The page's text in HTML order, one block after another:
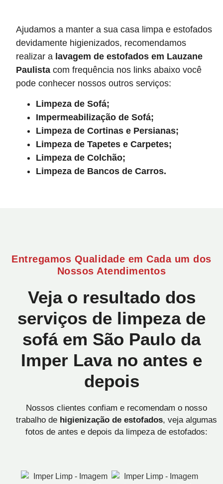
Ajudamos a manter a sua casa limpa e estofados
devidamente higienizados, recomendamos
realizar a lavagem de estofados em Lauzane
Paulista com frequência nos links abaixo você
pode conhecer nossos outros serviços:
Limpeza de Sofá;
Impermeabilização de Sofá;
Limpeza de Cortinas e Persianas;
Limpeza de Tapetes e Carpetes;
Limpeza de Colchão;
Limpeza de Bancos de Carros.
Entregamos Qualidade em Cada um dos
Nossos Atendimentos
Veja o resultado dos
serviços de limpeza de
sofá em São Paulo da
Imper Lava no antes e
depois
Nossos clientes confiam e recomendam o nosso
trabalho de higienização de estofados, veja algumas
fotos de antes e depois da limpeza de estofados: